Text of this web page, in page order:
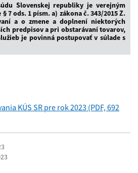
Slovenskej republiky je verejným
7 ods. 1 písm. a) zákona č. 343/2015 Z.
a o zmene a doplnení niektorých
predpisov a pri obstarávaní tovarov,
je povinná postupovať v súlade s
KÚS SR pre rok 2023 (PDF, 692